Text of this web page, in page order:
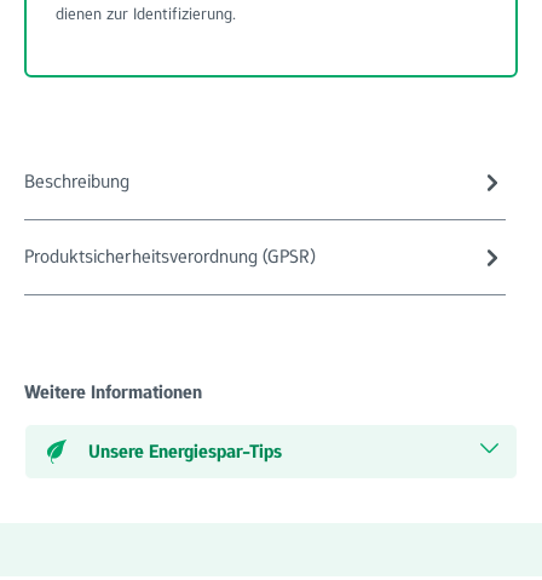
dienen zur Identifizierung.
Beschreibung
Produktsicherheitsverordnung (GPSR)
Weitere Informationen
Unsere Energiespar-Tips